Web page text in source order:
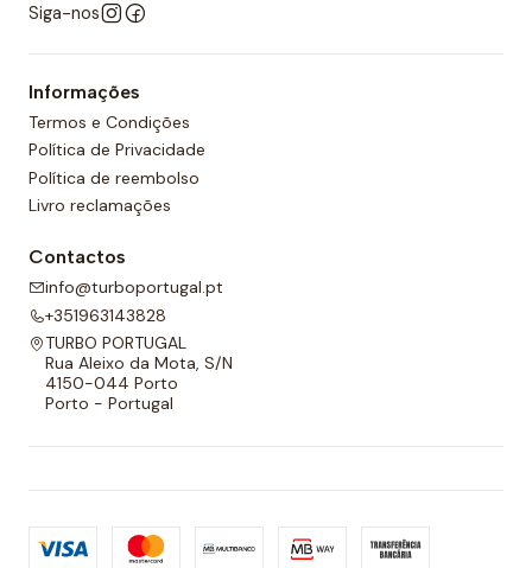
Além disso, todos os calções de polo aquático têm
um forro completo na frente e nas costas e um
cordão ajustável para melhor adaptabilidade.
Siga-nos
Informações
Termos e Condições
Política de Privacidade
Política de reembolso
Livro reclamações
Contactos
info@turboportugal.pt
+351963143828
TURBO PORTUGAL
Rua Aleixo da Mota, S/N
4150-044 Porto
Porto - Portugal